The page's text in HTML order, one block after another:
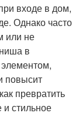
входе в дом,
Однако часто
или не
в
повысит
превратить
стильное